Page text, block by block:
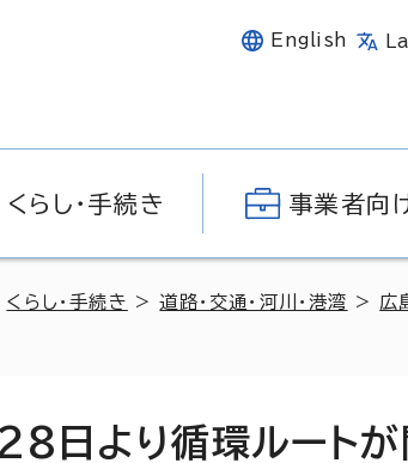
English
くらし・手続き 事業者向
くらし・手続き >道路・交通・河川・港湾 > 広
より循環ルートが